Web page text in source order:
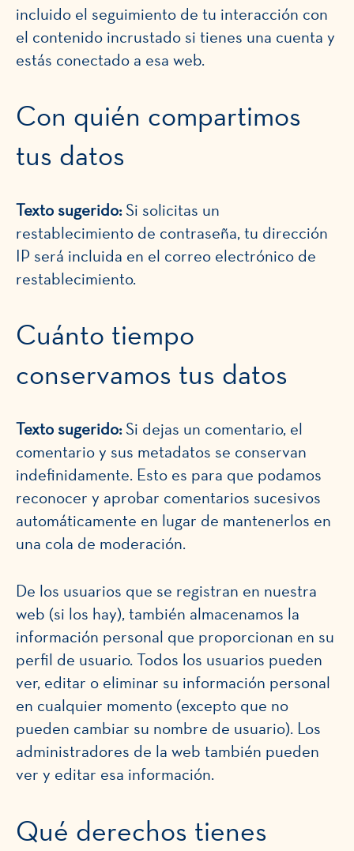
incluido el seguimiento de tu interacción con
el contenido incrustado si tienes una cuenta y
estás conectado a esa web.
Con quién compartimos
tus datos
Texto sugerido:Si solicitas un
restablecimiento de contraseña, tu dirección
IP será incluida en el correo electrónico de
restablecimiento.
Cuánto tiempo
conservamos tus datos
Texto sugerido:Si dejas un comentario, el
comentario y sus metadatos se conservan
indefinidamente. Esto es para que podamos
reconocer y aprobar comentarios sucesivos
automáticamente en lugar de mantenerlos en
una cola de moderación.
De los usuarios que se registran en nuestra
web (si los hay), también almacenamos la
información personal que proporcionan en su
perfil de usuario. Todos los usuarios pueden
ver, editar o eliminar su información personal
en cualquier momento (excepto que no
pueden cambiar su nombre de usuario). Los
administradores de la web también pueden
ver y editar esa información.
Qué derechos tienes